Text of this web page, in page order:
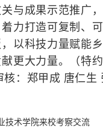
与成果示范推广
力打造可复制、
以科技力量赋能
更大力量。（特
核：郑甲成 唐仁生
技术学院来校考察交流